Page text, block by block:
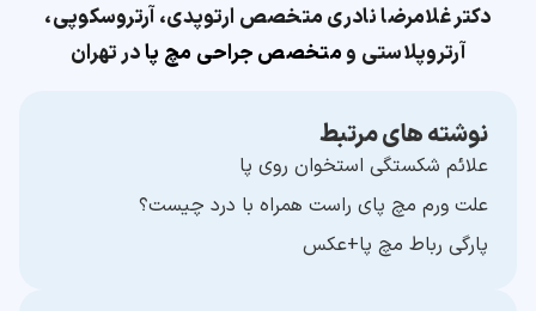
دکتر غلامرضا نادری متخصص ارتوپدی، آرتروسکوپی،
آرتروپلاستی ومتخصص جراحی مچ پادر تهران
نوشته های مرتبط
علائم شکستگی استخوان روی پا
علت ورم مچ پای راست همراه با درد چیست؟
پارگی رباط مچ پا+عکس